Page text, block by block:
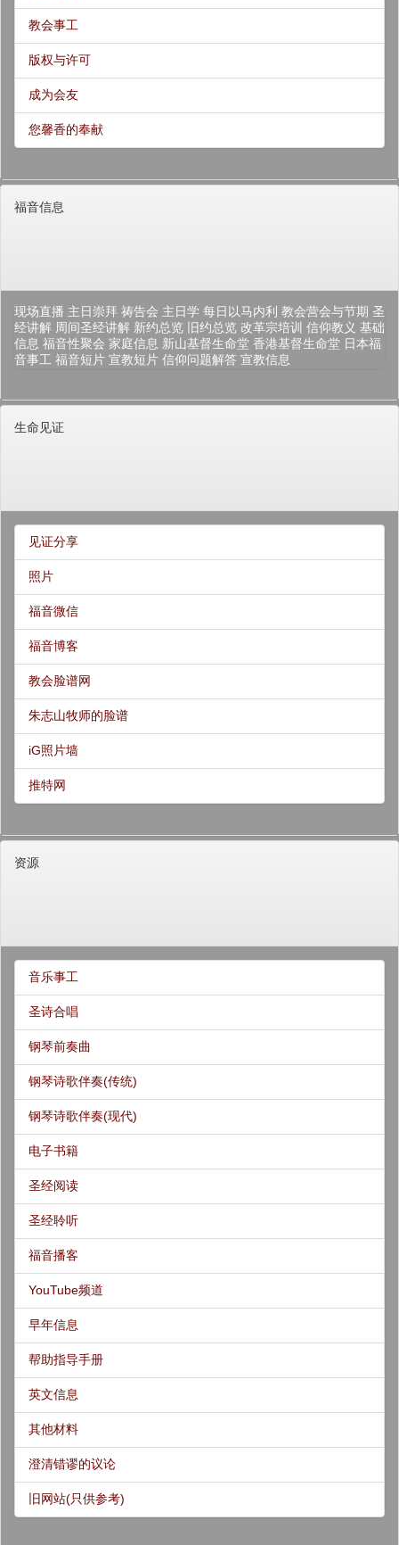
教会事工
版权与许可
成为会友
您馨香的奉献
福音信息
现场直播 主日崇拜 祷告会 主日学 每日以马内利 教会营会与节期 圣
经讲解 周间圣经讲解 新约总览 旧约总览 改革宗培训 信仰教义 基础
信息 福音性聚会 家庭信息 新山基督生命堂 香港基督生命堂 日本福
音事工 福音短片 宣教短片 信仰问题解答 宣教信息
生命见证
见证分享
照片
福音微信
福音博客
教会脸谱网
朱志山牧师的脸谱
iG照片墙
推特网
资源
音乐事工
圣诗合唱
钢琴前奏曲
钢琴诗歌伴奏(传统)
钢琴诗歌伴奏(现代)
电子书籍
圣经阅读
圣经聆听
福音播客
YouTube频道
早年信息
帮助指导手册
英文信息
其他材料
澄清错谬的议论
旧网站(只供参考)